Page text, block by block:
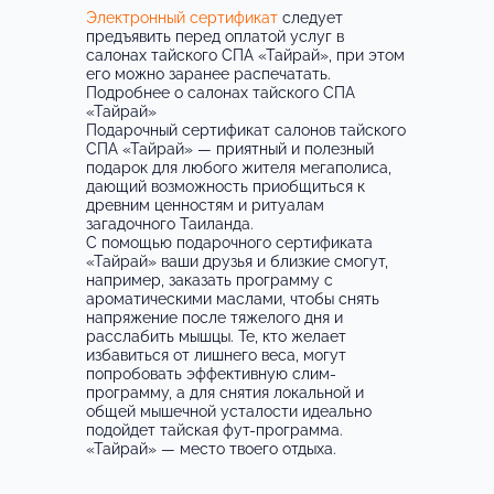
Москва м. Бунинская аллея ул.
Южнобутовская, 75
Москва м. ВДНХ улица Бориса Галушкина, Д. 17
Москва м. Водный стадион ул. Пулковская, д. 2
Москва м. Войковская ул. Космонавта Волкова,
Москва м. Дмитровская ул. Всеволода
Вишневского, д. 7/7
Москва м. Добрынинская, ул. Коровий Вал, д. 5.
БЦ "Оазис"
Москва м. Домодедовская ул. Генерала
Белова, д. 1/8
Москва м. Жулебино г. Люберцы, ул. Кирова, д.
9 корп. 2
Москва м. Измайловская 3-я Парковая ул., 8/19
Электронный сертификатследует
предъявить перед оплатой услуг в
салонах тайского СПА «Тайрай», при этом
его можно заранее распечатать.
Подробнее о салонах тайского СПА
«Тайрай»
Подарочный сертификат салонов тайского
СПА «Тайрай» — приятный и полезный
подарок для любого жителя мегаполиса,
дающий возможность приобщиться к
древним ценностям и ритуалам
загадочного Таиланда.
С помощью подарочного сертификата
«Тайрай» ваши друзья и близкие смогут,
например, заказать программус
ароматическими маслами, чтобы снять
напряжение после тяжелого дня и
расслабить мышцы. Те, кто желает
избавиться от лишнего веса, могут
попробовать эффективную слим-
программу, а для снятия локальной и
общей мышечной усталости идеально
подойдет тайская фут-программа.
«Тайрай» — место твоего отдыха.